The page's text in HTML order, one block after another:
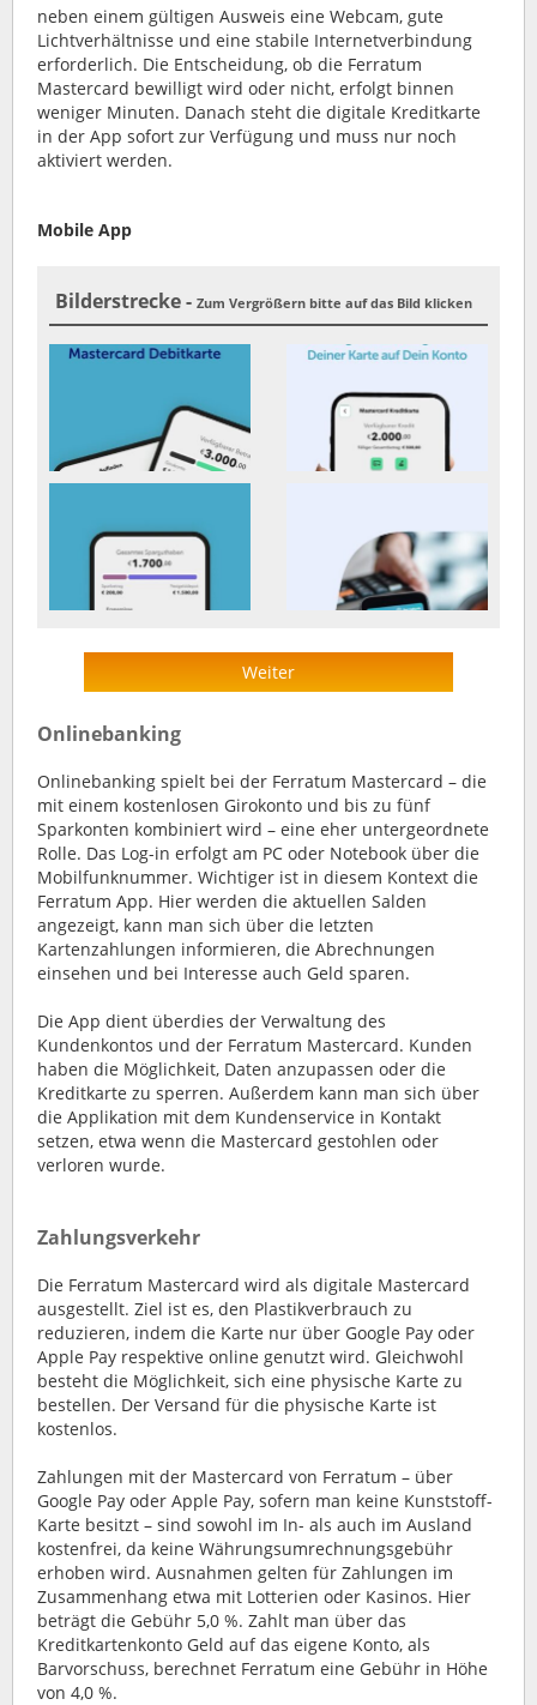
neben einem gültigen Ausweis eine Webcam, gute
Lichtverhältnisse und eine stabile Internetverbindung
erforderlich. Die Entscheidung, ob die Ferratum
Mastercard bewilligt wird oder nicht, erfolgt binnen
weniger Minuten. Danach steht die digitale Kreditkarte
in der App sofort zur Verfügung und muss nur noch
aktiviert werden.
Mobile App
Bilderstrecke - Zum Vergrößern bitte auf das Bild klicken
Weiter
Onlinebanking
Onlinebanking spielt bei der Ferratum Mastercard – die
mit einem kostenlosen Girokonto und bis zu fünf
Sparkonten kombiniert wird – eine eher untergeordnete
Rolle. Das Log-in erfolgt am PC oder Notebook über die
Mobilfunknummer. Wichtiger ist in diesem Kontext die
Ferratum App. Hier werden die aktuellen Salden
angezeigt, kann man sich über die letzten
Kartenzahlungen informieren, die Abrechnungen
einsehen und bei Interesse auch Geld sparen.
Die App dient überdies der Verwaltung des
Kundenkontos und der Ferratum Mastercard. Kunden
haben die Möglichkeit, Daten anzupassen oder die
Kreditkarte zu sperren. Außerdem kann man sich über
die Applikation mit dem Kundenservice in Kontakt
setzen, etwa wenn die Mastercard gestohlen oder
verloren wurde.
Zahlungsverkehr
Die Ferratum Mastercard wird als digitale Mastercard
ausgestellt. Ziel ist es, den Plastikverbrauch zu
reduzieren, indem die Karte nur über Google Pay oder
Apple Pay respektive online genutzt wird. Gleichwohl
besteht die Möglichkeit, sich eine physische Karte zu
bestellen. Der Versand für die physische Karte ist
kostenlos.
Zahlungen mit der Mastercard von Ferratum – über
Google Pay oder Apple Pay, sofern man keine Kunststoff-
Karte besitzt – sind sowohl im In- als auch im Ausland
kostenfrei, da keine Währungsumrechnungsgebühr
erhoben wird. Ausnahmen gelten für Zahlungen im
Zusammenhang etwa mit Lotterien oder Kasinos. Hier
beträgt die Gebühr 5,0 %. Zahlt man über das
Kreditkartenkonto Geld auf das eigene Konto, als
Barvorschuss, berechnet Ferratum eine Gebühr in Höhe
von 4,0 %.